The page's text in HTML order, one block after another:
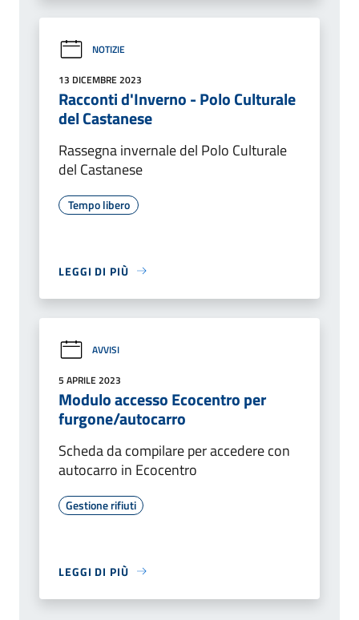
NOTIZIE
13 DICEMBRE 2023
Racconti d'Inverno - Polo Culturale
del Castanese
Rassegna invernale del Polo Culturale
del Castanese
Tempo libero
LEGGI DI PIÙ
AVVISI
5 APRILE 2023
Modulo accesso Ecocentro per
furgone/autocarro
Scheda da compilare per accedere con
autocarro in Ecocentro
Gestione rifiuti
LEGGI DI PIÙ